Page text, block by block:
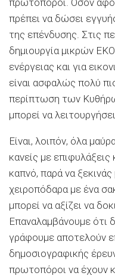
πρωτοπόροι. Όσον
πρέπει να δώσει
της επένδυσης. Στις
δημιουργία μικρών
ενέργειας και για
είναι ασφαλώς πολύ
περίπτωση των
μπορεί να
Είναι, λοιπόν, όλα
κανείς με
καπνό, παρά να ξεκινάς
χειροπόδαρα με ένα
μπορεί να αξίζει να
Επαναλαμβάνουμε ότι
γράφουμε αποτελούν
δημοσιογραφικής
πρωτοπόροι να έχουν